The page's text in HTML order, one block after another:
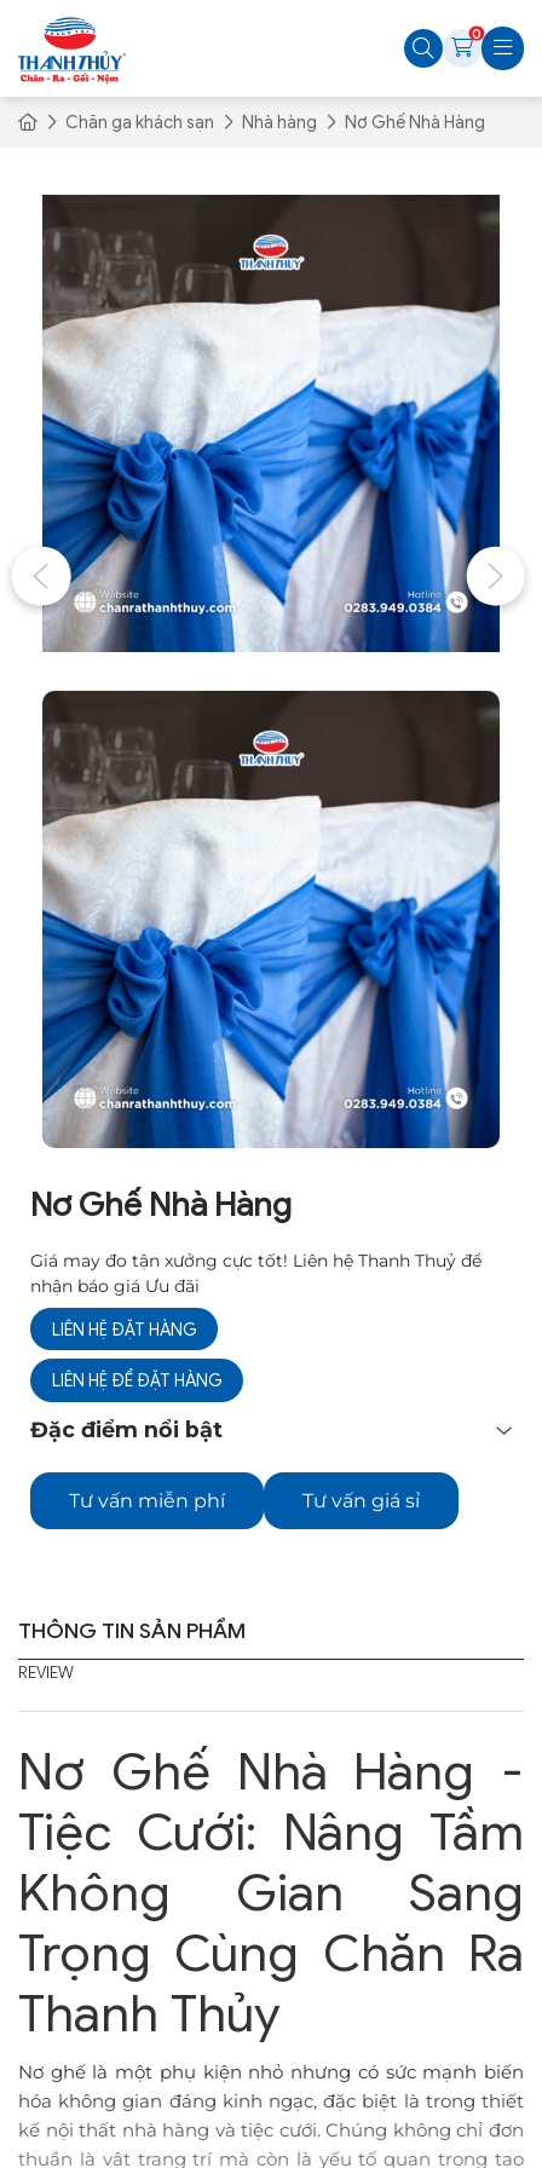
0
Chăn ga khách sạn Nhà hàng Nơ Ghế Nhà Hàng
Nơ Ghế Nhà Hàng
Giá may đo tận xưởng cực tốt! Liên hệ Thanh Thuỷ để
nhận báo giá Ưu đãi
LIÊN HỆ ĐẶT HÀNG
LIÊN HỆ ĐỂ ĐẶT HÀNG
Đặc điểm nổi bật
Tư vấn miễn phí Tư vấn giá sỉ
THÔNG TIN SẢN PHẨM
REVIEW
Nơ Ghế Nhà Hàng -
Tiệc Cưới: Nâng Tầm
Không Gian Sang
Trọng Cùng Chăn Ra
Thanh Thủy
Nơ ghế là một phụ kiện nhỏ nhưng có sức mạnh biến
hóa không gian đáng kinh ngạc, đặc biệt là trong thiết
kế nội thất nhà hàng và tiệc cưới. Chúng không chỉ đơn
thuần là vật trang trí mà còn là yếu tố quan trọng tạo